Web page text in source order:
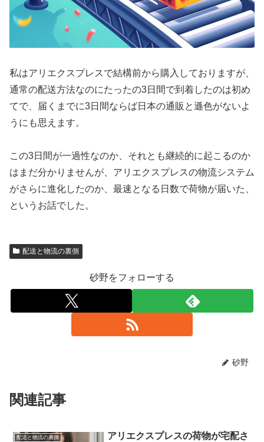
私はアリエクスプレスで結構前から購入しておりますが、
通常の配送方法なのにたったの3日間で到着したのは初め
てで、届くまでに3日間ならば日本の通販と遜色がないよ
うにも思えます。
この3日間が一過性なのか、それとも継続的に起こるのか
はまだ分かりませんが、アリエクスプレスの物流システム
がさらに進化したのか、最速となる日数で荷物が届いた、
というお話でした。
配送と物流の裏側
砂野をフォローする
砂野
関連記事
配送と物流の裏側
アリエクスプレスの荷物が宅配さ